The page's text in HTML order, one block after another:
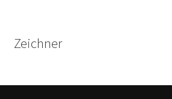
Zeichner